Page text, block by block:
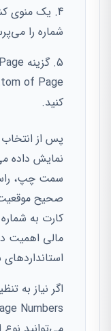
یک منوی
شماره را
کنید.
پس از
نمایش داده
سمت چپ،
صحیح موقعیت
کارت به
مالی اهمیت
اگر نیاز به